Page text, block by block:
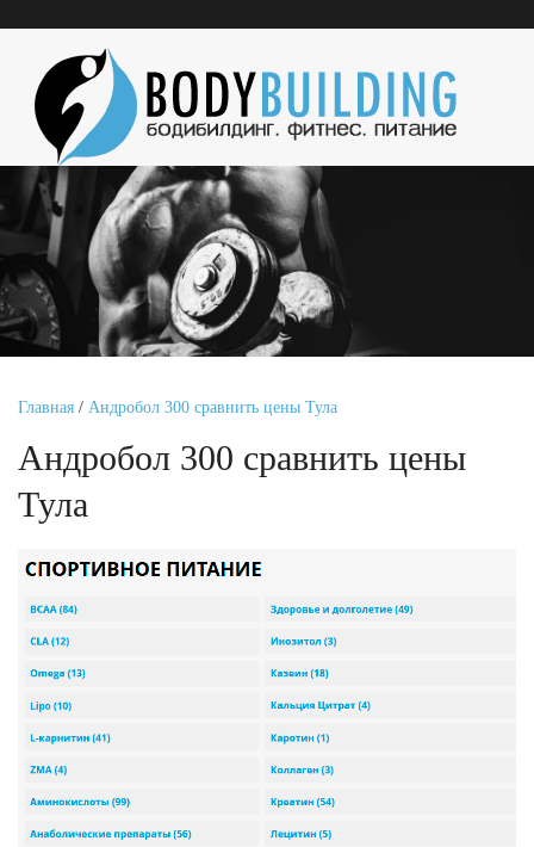
Главная / Андробол 300 сравнить цены Тула
Андробол 300 сравнить цены
Тула